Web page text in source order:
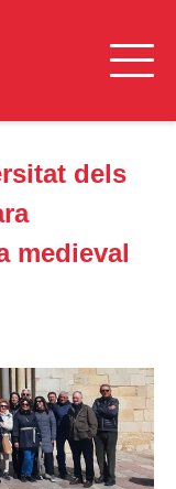
dels
medieval